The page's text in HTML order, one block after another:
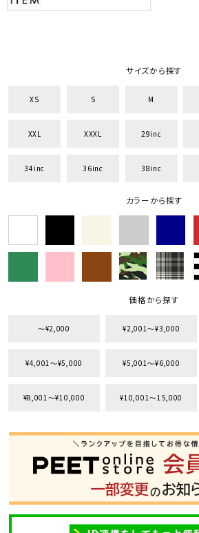
サイズから探す
XS S M
XXL XXXL 29inc
34inc 36inc 38inc
カラーから探す
価格から探す
〜¥2,000 ¥2,001〜¥3,000
¥4,001〜¥5,000 ¥5,001〜¥6,000
¥8,001〜¥10,000 ¥10,001〜15,000